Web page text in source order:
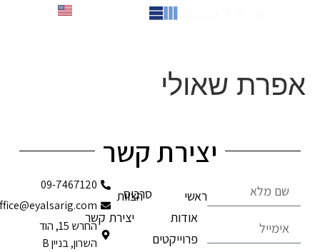
אפרת שאולי
יצירת קשר
ראשי
אודות
פרוייקטים
סרבוס
הצוות
יצירת קשר
09-7467120
office@eyalsarig.com
החרש 15, הוד
השרון, בניין B